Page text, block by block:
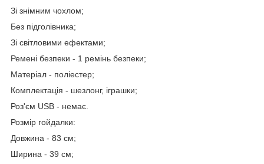
Зі знімним чохлом;
Без підголівника;
Зі світловими ефектами;
Ремені безпеки - 1 ремінь безпеки;
Матеріал - поліестер;
Комплектація - шезлонг, іграшки;
Роз'єм USB - немає.
Розмір гойдалки:
Довжина - 83 см;
Ширина - 39 см;